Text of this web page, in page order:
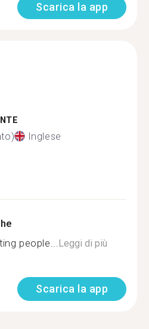
Scarica la app
Inglese
people...Leggi di più
Scarica la app